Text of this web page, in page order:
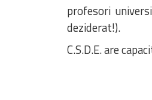
profesori
deziderat!).
C.S.D.E. are